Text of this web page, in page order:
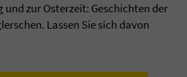
und zur Osterzeit: Geschichten der
Lassen Sie sich davon